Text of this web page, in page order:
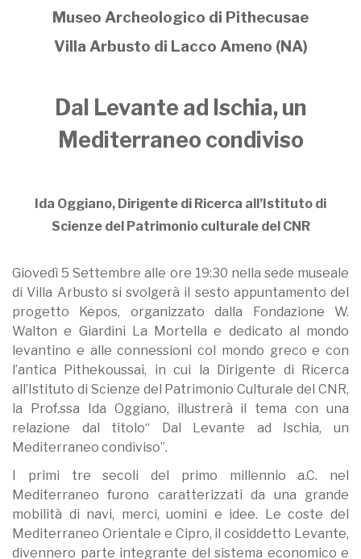
Museo Archeologico di Pithecusae
Villa Arbusto di Lacco Ameno (NA)
Dal Levante ad Ischia, un
Mediterraneo condiviso
Ida Oggiano, Dirigente di Ricerca all’Istituto di
Scienze del Patrimonio culturale del CNR
Giovedì 5 Settembre alle ore 19:30 nella sede museale
di Villa Arbusto si svolgerà il sesto appuntamento del
progetto Kepos, organizzato dalla Fondazione W.
Walton e Giardini La Mortella e dedicato al mondo
levantino e alle connessioni col mondo greco e con
l’antica Pithekoussai, in cui la Dirigente di Ricerca
all’Istituto di Scienze del Patrimonio Culturale del CNR,
la Prof.ssa Ida Oggiano, illustrerà il tema con una
relazione dal titolo“ Dal Levante ad Ischia, un
Mediterraneo condiviso”.
I primi tre secoli del primo millennio a.C. nel
Mediterraneo furono caratterizzati da una grande
mobilità di navi, merci, uomini e idee. Le coste del
Mediterraneo Orientale e Cipro, il cosiddetto Levante,
divennero parte integrante del sistema economico e